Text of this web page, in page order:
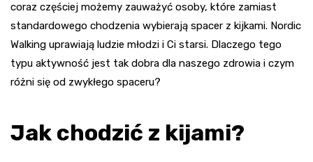
coraz częściej możemy zauważyć osoby, które zamiast
standardowego chodzenia wybierają spacer z kijkami. Nordic
Walking uprawiają ludzie młodzi i Ci starsi. Dlaczego tego
typu aktywność jest tak dobra dla naszego zdrowia i czym
różni się od zwykłego spaceru?
Jak chodzić z kijami?